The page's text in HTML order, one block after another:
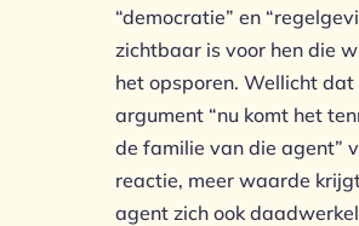
“democratie” en
zichtbaar is voor hen die
het opsporen. Wellicht
argument “nu komt het
de familie van die agent”
reactie, meer waarde
agent zich ook